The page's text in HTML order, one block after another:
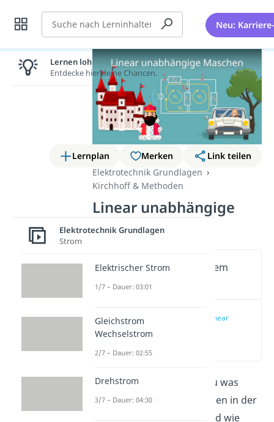
Suche Neu:
Lernplan Merken
Link teilen
Elektrotechnik Grundlagen
Kirchhoff & Methoden
Linear unabhängige
Maschen
Wichtige Inhalte in diesem
Video
Bedeutung „linear
In diesem Beitrag lernst du was
linear unabhängige Maschen in der
Schaltungsanalyse sind und wie
Lernen lohnt sich!
Entdecke hier deine Chancen.
Elektrotechnik Grundlagen
Strom
Elektrischer Strom
1/7 – Dauer: 03:01
Gleichstrom
Wechselstrom
2/7 – Dauer: 02:55
Drehstrom
3/7 – Dauer: 04:30